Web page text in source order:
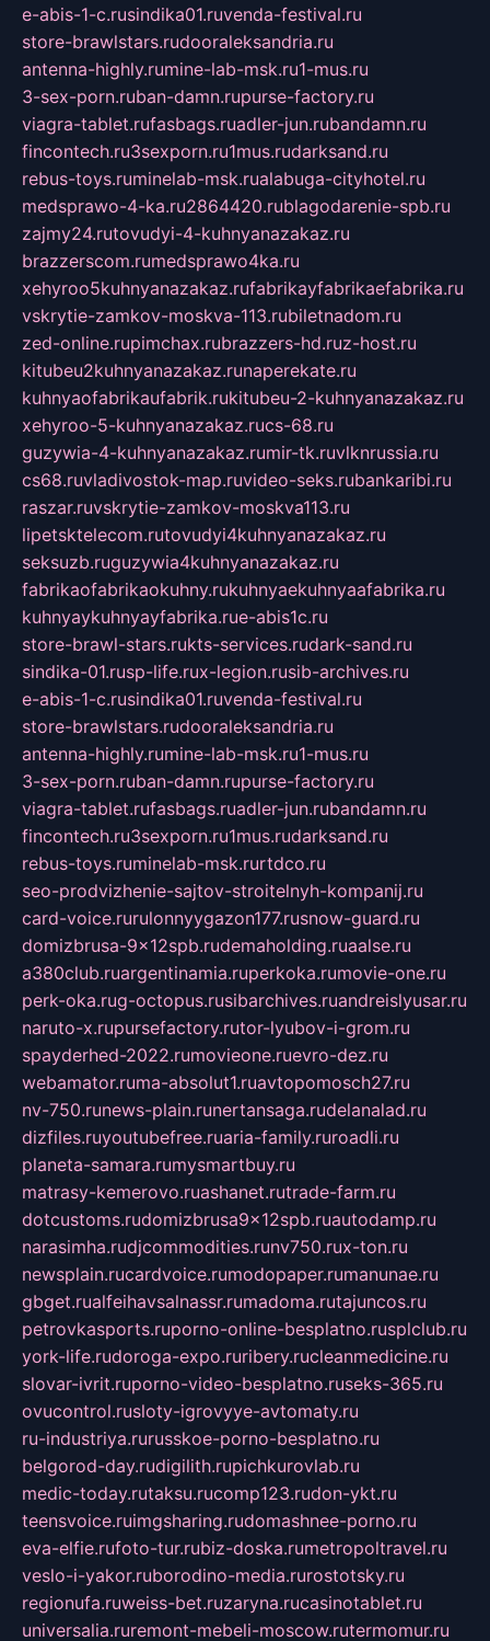
e-abis-1-c.rusindika01.ruvenda-festival.ru
store-brawlstars.rudooraleksandria.ru
antenna-highly.rumine-lab-msk.ru1-mus.ru
3-sex-porn.ruban-damn.rupurse-factory.ru
viagra-tablet.rufasbags.ruadler-jun.rubandamn.ru
fincontech.ru3sexporn.ru1mus.rudarksand.ru
rebus-toys.ruminelab-msk.rualabuga-cityhotel.ru
medsprawo-4-ka.ru2864420.rublagodarenie-spb.ru
zajmy24.rutovudyi-4-kuhnyanazakaz.ru
brazzerscom.rumedsprawo4ka.ru
xehyroo5kuhnyanazakaz.rufabrikayfabrikaefabrika.ru
vskrytie-zamkov-moskva-113.rubiletnadom.ru
zed-online.rupimchax.rubrazzers-hd.ruz-host.ru
kitubeu2kuhnyanazakaz.runaperekate.ru
kuhnyaofabrikaufabrik.rukitubeu-2-kuhnyanazakaz.ru
xehyroo-5-kuhnyanazakaz.rucs-68.ru
guzywia-4-kuhnyanazakaz.rumir-tk.ruvlknrussia.ru
cs68.ruvladivostok-map.ruvideo-seks.rubankaribi.ru
raszar.ruvskrytie-zamkov-moskva113.ru
lipetsktelecom.rutovudyi4kuhnyanazakaz.ru
seksuzb.ruguzywia4kuhnyanazakaz.ru
fabrikaofabrikaokuhny.rukuhnyaekuhnyaafabrika.ru
kuhnyaykuhnyayfabrika.rue-abis1c.ru
store-brawl-stars.rukts-services.rudark-sand.ru
sindika-01.rusp-life.rux-legion.rusib-archives.ru
e-abis-1-c.rusindika01.ruvenda-festival.ru
store-brawlstars.rudooraleksandria.ru
antenna-highly.rumine-lab-msk.ru1-mus.ru
3-sex-porn.ruban-damn.rupurse-factory.ru
viagra-tablet.rufasbags.ruadler-jun.rubandamn.ru
fincontech.ru3sexporn.ru1mus.rudarksand.ru
rebus-toys.ruminelab-msk.rurtdco.ru
seo-prodvizhenie-sajtov-stroitelnyh-kompanij.ru
card-voice.rurulonnyygazon177.rusnow-guard.ru
domizbrusa-9x12spb.rudemaholding.ruaalse.ru
a380club.ruargentinamia.ruperkoka.rumovie-one.ru
perk-oka.rug-octopus.rusibarchives.ruandreislyusar.ru
naruto-x.rupursefactory.rutor-lyubov-i-grom.ru
spayderhed-2022.rumovieone.ruevro-dez.ru
webamator.ruma-absolut1.ruavtopomosch27.ru
nv-750.runews-plain.runertansaga.rudelanalad.ru
dizfiles.ruyoutubefree.ruaria-family.ruroadli.ru
planeta-samara.rumysmartbuy.ru
matrasy-kemerovo.ruashanet.rutrade-farm.ru
dotcustoms.rudomizbrusa9x12spb.ruautodamp.ru
narasimha.rudjcommodities.runv750.rux-ton.ru
newsplain.rucardvoice.rumodopaper.rumanunae.ru
gbget.rualfeihavsalnassr.rumadoma.rutajuncos.ru
petrovkasports.ruporno-online-besplatno.rusplclub.ru
york-life.rudoroga-expo.ruribery.rucleanmedicine.ru
slovar-ivrit.ruporno-video-besplatno.ruseks-365.ru
ovucontrol.rusloty-igrovyye-avtomaty.ru
ru-industriya.rurusskoe-porno-besplatno.ru
belgorod-day.rudigilith.rupichkurovlab.ru
medic-today.rutaksu.rucomp123.rudon-ykt.ru
teensvoice.ruimgsharing.rudomashnee-porno.ru
eva-elfie.rufoto-tur.rubiz-doska.rumetropoltravel.ru
veslo-i-yakor.ruborodino-media.rurostotsky.ru
regionufa.ruweiss-bet.ruzaryna.rucasinotablet.ru
universalia.ruremont-mebeli-moscow.rutermomur.ru